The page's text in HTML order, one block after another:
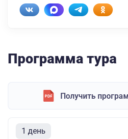
Программа тура
Получить
1 день